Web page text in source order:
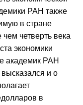
РАН также
в стране
четверть века
экономики
академик РАН
и о
в